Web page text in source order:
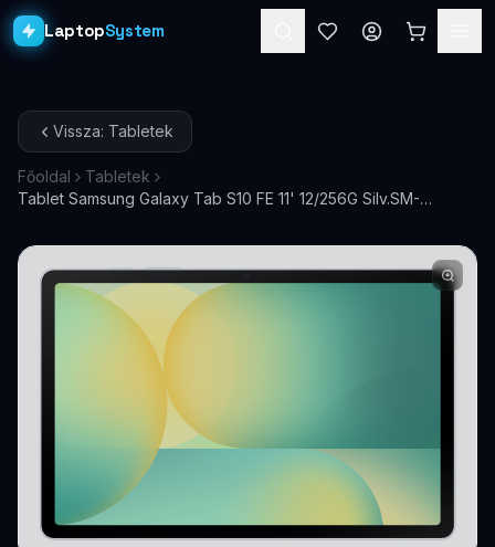
LaptopSystem
Asztali PC-k
Workstation PRO
Dokkolók
Ajándékkártya
Vissza: Tabletek
Főoldal
Tabletek
Tablet Samsung Galaxy Tab S10 FE 11' 12/256G Silv.SM-